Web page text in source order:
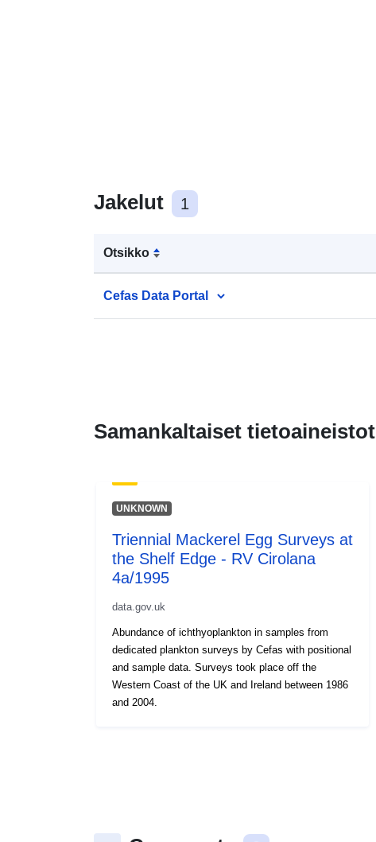
Jakelut 1
Otsikko
Cefas Data Portal
Samankaltaiset tietoaineistot
UNKNOWN
Triennial Mackerel Egg Surveys at
the Shelf Edge - RV Cirolana
4a/1995
data.gov.uk
Abundance of ichthyoplankton in samples from
dedicated plankton surveys by Cefas with positional
and sample data. Surveys took place off the
Western Coast of the UK and Ireland between 1986
and 2004.